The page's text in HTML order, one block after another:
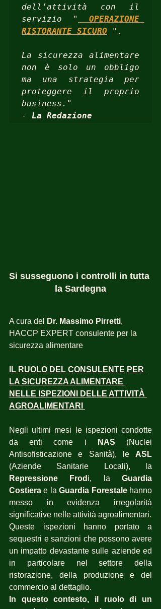
dell’attività con il
servizio "
OPERAZIONE
RISTORANTE SICURO ".
La sicurezza alimentare
non è solo un obbligo
ma una strategia per
proteggere il proprio
business."
- La Redazione
Si susseguono i controlli in tutta
la Sardegna
A cura del Dr. Massimo Pirretti,
HACCP EXPERT consulente per la
sicurezza alimentare
IL RUOLO DEL CONSULENTE PER
LA SICUREZZA ALIMENTARE
NELLE ISPEZIONI DELLE ATTIVITÀ
AGROALIMENTARI
Negli ultimi mesi le ispezioni condotte
da enti come i
NAS (Nuclei
Antisofisticazione e Sanità), le
Repressione Frod i, la Guardia
Costiera e la Guardia Forestale hanno
messo in evidenza irregolarità
significative nelle attività agroalimentari.
Queste ispezioni hanno portato a
sequestri e sanzioni che possono avere
un impatto devastante sulle aziende ed
in particolare nel settore della
ristorazione, della produzione e del
commercio al dettaglio.
In questo contesto, il ruolo di un